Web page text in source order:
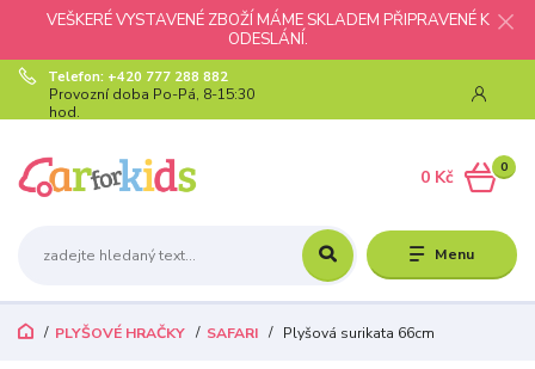
VEŠKERÉ VYSTAVENÉ ZBOŽÍ MÁME SKLADEM PŘIPRAVENÉ K
ODESLÁNÍ.
Menu
Telefon: +420 777 288 882
Provozní doba Po-Pá, 8-15:30
hod.
0
0 Kč
PLYŠOVÉ HRAČKY SAFARI Plyšová surikata 66cm